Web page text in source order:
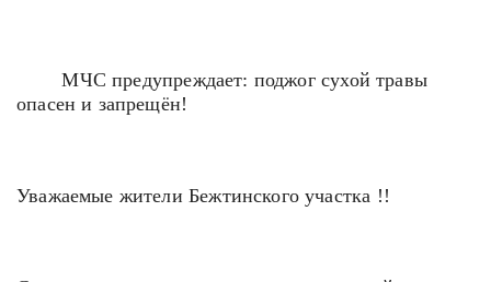
️ МЧС предупреждает: поджог сухой травы
опасен и запрещён!
Уважаемые жители Бежтинского участка !!